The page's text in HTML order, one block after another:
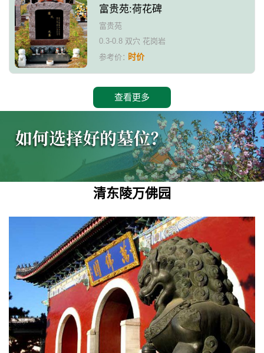
富贵苑:荷花碑
富贵苑
0.3-0.8 双穴 花岗岩
参考价：时价
查看更多
清东陵万佛园